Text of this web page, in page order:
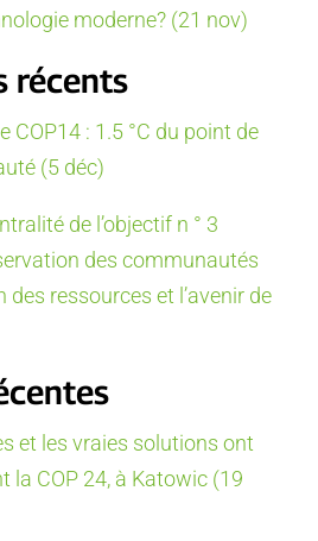
moderne? (21 nov)
récents
COP14 : 1.5 °C du point de
(5 déc)
de l’objectif n ° 3
des communautés
ressources et l’avenir de
et les vraies solutions ont
la COP 24, à Katowic (19